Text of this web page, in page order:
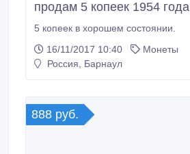
продам 5 копеек 1954 года
5 копеек в хорошем состоянии.
16/11/2017 10:40
Монеты
Россия, Барнаул
888 руб.